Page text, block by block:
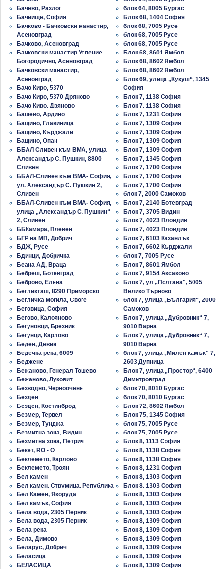
Бачево, Разлог
Бачиище, София
Бачково - Бачковски манастир,
Асеновград
Бачково, Асеновград
Бачковски манастир Успение
Богородично, Асеновград
Бачковски манастир,
Асеновград
Бачо Киро, 5370
Бачо Киро, 5370 Дряново
Бачо Киро, Дряново
Башево, Ардино
Бащино, Главиница
Бащино, Кърджали
Бащино, Опан
ББАЛ Сливен към ВМА, улица
Александър С. Пушкин, 8800
Сливен
ББАЛ-Сливен към ВМА- София,
ул. Александър С. Пушкин 2,
Сливен
ББАЛ-Сливен към ВМА- София,
улица „Александър С. Пушкин“
2, Сливен
ББКамара, Плевен
БГР на МП, Добрич
БДЖ, Русе
Бдинци, Добричка
Беана АД, Враца
Бебреш, Ботевград
Беброво, Елена
Бегликташ, 8290 Приморско
Бегличка могила, Своге
Беговица, София
Бегово, Калояново
Бегуновци, Брезник
Бегунци, Карлово
Беден, Девин
Бедечка река, 6009
Беджене
Бежаново, Генерал Тошево
Бежаново, Луковит
Безводно, Черноочене
Безден
Безден, Костинброд
Безмер, Тервел
Безмер, Тунджа
Безмитна зона, Видин
Безмитна зона, Петрич
Бекет, RO - О
Беклемето, Карлово
Беклемето, Троян
Бел камен
Бел камен, Струмица, Република
Бел Камен, Якоруда
Бел камък, София
Бела вода, 2305 Перник
Бела вода, 2305 Перник
Бела река
Бела, Димово
Беларус, Добрич
Беласица
БЕЛАСИЦА
блок 64, 8005 Бургас
Блок 68, 1404 София
блок 68, 7005 Русе
блок 68, 7005 Русе
блок 68, 7005 Русе
Блок 68, 8601 Ямбол
Блок 68, 8602 Ямбол
Блок 68, 8602 Ямбол
Блок 69, улица „Кукуш“, 1345
София
Блок 7, 1138 София
Блок 7, 1138 София
Блок 7, 1231 София
Блок 7, 1309 София
Блок 7, 1309 София
Блок 7, 1309 София
Блок 7, 1309 София
Блок 7, 1345 София
Блок 7, 1700 София
Блок 7, 1700 София
Блок 7, 1700 София
блок 7, 2000 Самоков
Блок 7, 2140 Ботевград
Блок 7, 3705 Видин
Блок 7, 4023 Пловдив
Блок 7, 4023 Пловдив
Блок 7, 6103 Казанлък
Блок 7, 6602 Кърджали
блок 7, 7005 Русе
Блок 7, 8601 Ямбол
Блок 7, 9154 Аксаково
Блок 7, ул „Полтава", 5005
Велико Търново
блок 7, улица „България“, 2000
Самоков
Блок 7, улица „Дубровник“ 7,
9010 Варна
Блок 7, улица „Дубровник“ 7,
9010 Варна
блок 7, улица „Милен камък“ 7,
2603 Дупница
Блок 7, улица „Простор“, 6400
Димитровград
блок 70, 8010 Бургас
блок 70, 8010 Бургас
Блок 72, 8602 Ямбол
Блок 75, 1345 София
блок 75, 7005 Русе
блок 75, 7005 Русе
Блок 8, 1113 София
Блок 8, 1138 София
Блок 8, 1138 София
Блок 8, 1231 София
Блок 8, 1303 София
Блок 8, 1303 София
Блок 8, 1303 София
Блок 8, 1303 София
Блок 8, 1303 София
Блок 8, 1309 София
Блок 8, 1309 София
Блок 8, 1309 София
Блок 8, 1309 София
Блок 8, 1309 София
Блок 8, 1309 София